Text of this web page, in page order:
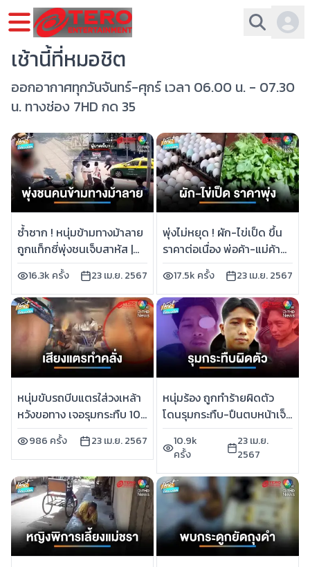
เช้านี้ที่หมอชิต
ออกอากาศทุกวันจันทร์-ศุกร์ เวลา 06.00 น. - 07.30
น. ทางช่อง 7HD กด 35
ซ้ำซาก ! หนุ่มข้ามทางม้าลาย
ถูกแท็กซี่พุ่งชนเจ็บสาหัส |
เช้านี้ที่หมอชิต
16.3k ครั้ง 23 เม.ย. 2567
พุ่งไม่หยุด ! ผัก-ไข่เป็ด ขึ้น
ราคาต่อเนื่อง พ่อค้า-แม่ค้า
ลำบาก | เช้านี้ที่หมอชิต
17.5k ครั้ง 23 เม.ย. 2567
หนุ่มขับรถบีบแตรใส่วงเหล้า
หวังขอทาง เจอรุมกระทืบ 10
ต่อ 1 | เช้านี้ที่หมอชิต
986 ครั้ง 23 เม.ย. 2567
หนุ่มร้อง ถูกทำร้ายผิดตัว
โดนรุมกระทืบ-ปืนตบหน้าเจ็บ
สาหัส | เช้านี้ที่หมอชิต
10.9k
ครั้ง
23 เม.ย.
2567